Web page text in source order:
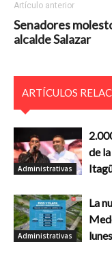
Artículo anterior
Senadores
alcalde Salazar
ARTÍCULOS
Administrativas
de
Administrativas
La